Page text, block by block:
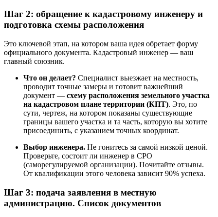
Шаг 2: обращение к кадастровому инженеру и
подготовка схемы расположения
Это ключевой этап, на котором ваша идея обретает форму
официального документа. Кадастровый инженер — ваш
главный союзник.
Что он делает? Специалист выезжает на местность,
проводит точные замеры и готовит важнейший
документ — схему расположения земельного участка
на кадастровом плане территории (КПТ). Это, по
сути, чертеж, на котором показаны существующие
границы вашего участка и та часть, которую вы хотите
присоединить, с указанием точных координат.
Выбор инженера. Не гонитесь за самой низкой ценой.
Проверьте, состоит ли инженер в СРО
(саморегулируемой организации). Почитайте отзывы.
От квалификации этого человека зависит 90% успеха.
Шаг 3: подача заявления в местную
администрацию. Список документов